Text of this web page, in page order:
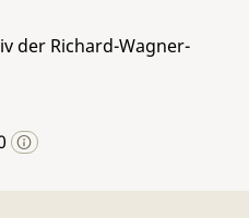
der Richard-Wagner-